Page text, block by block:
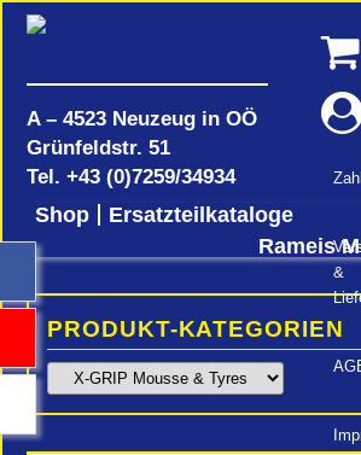
A – 4523 Neuzeug in OÖ
Grünfeldstr. 51
Tel. +43 (0)7259/34934
&
Shop
Ersatzteilkataloge
Rameis
PRODUKT-KATEGORIEN